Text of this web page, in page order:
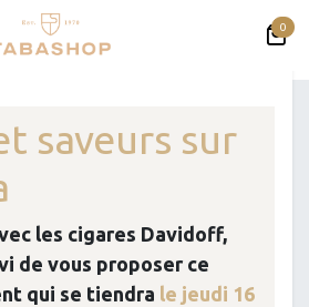
0
saveurs sur
les cigares Davidoff,
de vous proposer ce
qui se tiendra le jeudi 16